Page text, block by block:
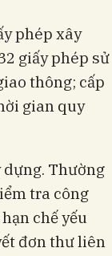
phép xây
giấy phép sử
thông; cấp
gian quy
dựng. Thường
tra công
chế yếu
đơn thư liên